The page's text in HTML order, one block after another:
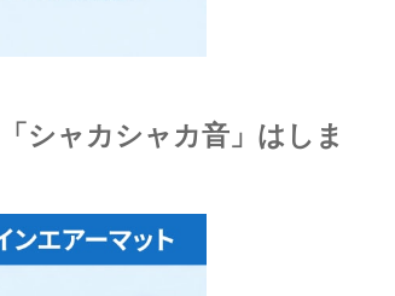
シャカシャカ音」はしま